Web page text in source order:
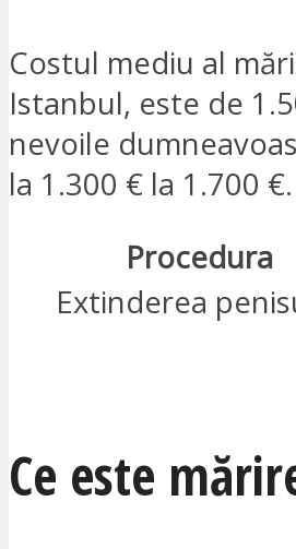
Costul mediu al
Istanbul, este de
nevoile
la 1.300 € la 1.700 €.
Procedura
Extinderea
Ce este